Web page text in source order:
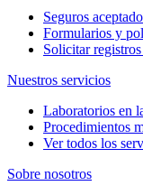
Seguros
Formularios y
Solicitar
Nuestros servicios
Laboratorios en
Procedimientos
Ver todos los
Sobre nosotros